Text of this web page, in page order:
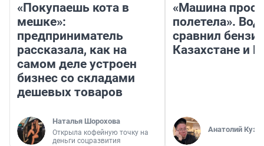
«Покупаешь кота в
мешке»:
предприниматель
рассказала, как на
самом деле устроен
бизнес со складами
дешевых товаров
Наталья Шорохова
Открыла кофейную точку на
деньги соцразвития
«Машина
полетела».
сравнил
Казахстане и
Анатолий